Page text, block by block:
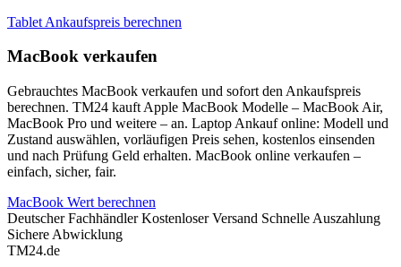
Tablet Ankaufspreis berechnen
MacBook verkaufen
Gebrauchtes MacBook verkaufen und sofort den Ankaufspreis
berechnen. TM24 kauft Apple MacBook Modelle – MacBook Air,
MacBook Pro und weitere – an. Laptop Ankauf online: Modell und
Zustand auswählen, vorläufigen Preis sehen, kostenlos einsenden
und nach Prüfung Geld erhalten. MacBook online verkaufen –
einfach, sicher, fair.
MacBook Wert berechnen
Deutscher Fachhändler Kostenloser Versand Schnelle Auszahlung
Sichere Abwicklung
TM24.de